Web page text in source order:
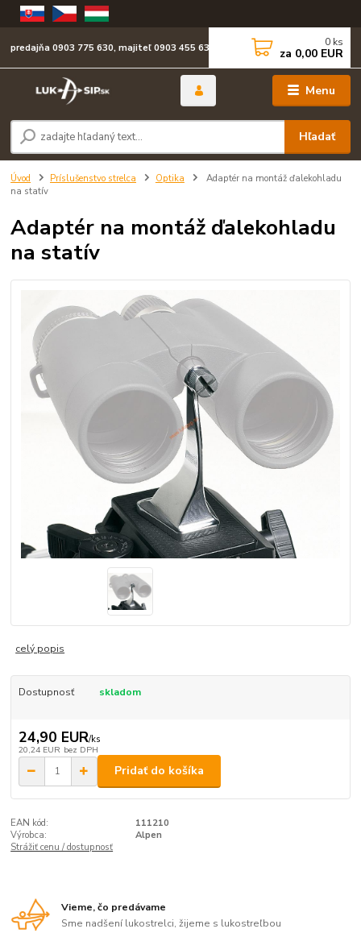
Menu
Hľadať
predajňa 0903 775 630, majiteľ 0903 455 630 0 ks
za 0,00 EUR
Úvod Príslušenstvo strelca Optika
Adaptér na montáž ďalekohladu
na statív
Adaptér na montáž ďalekohladu
na statív
celý popis
Dostupnosť skladom
24,90 EUR/ks
20,24 EUR bez DPH
Pridať do košíka
EAN kód:
111210
Výrobca:
Alpen
Strážiť cenu / dostupnosť
Vieme, čo predávame
Sme nadšení lukostrelci, žijeme s lukostreľbou